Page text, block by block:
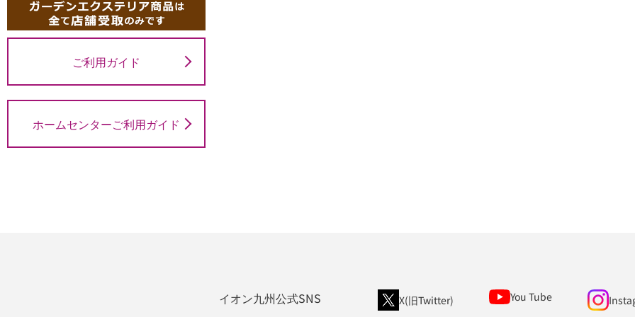
ご利用ガイド
ホームセンターご利用ガイド
イオン九州公式SNS X(旧Twitter) You Tube